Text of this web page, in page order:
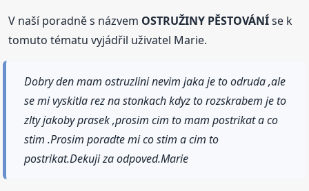
V naší poradně s názvem OSTRUŽINY PĚSTOVÁNÍse k
tomuto tématu vyjádřil uživatel Marie.
Dobry den mam ostruzlini nevim jaka je to odruda ,ale
se mi vyskitla rez na stonkach kdyz to rozskrabem je to
zlty jakoby prasek ,prosim cim to mam postrikat a co
stim .Prosim poradte mi co stim a cim to
postrikat.Dekuji za odpoved.Marie